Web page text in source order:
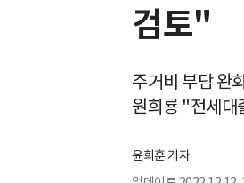
검토"
주거비 부담 완
원희룡 "전세대
윤희훈 기자